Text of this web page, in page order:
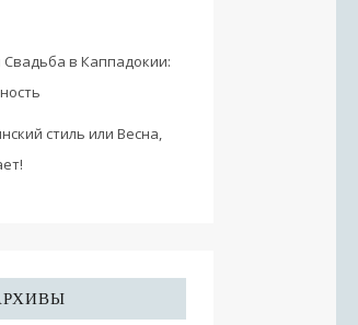
Свадьба в Каппадокии:
стиль или Весна,